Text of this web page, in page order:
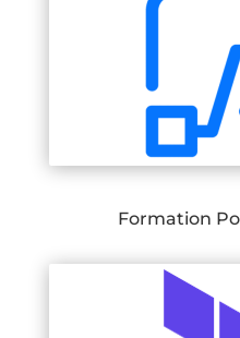
Formation